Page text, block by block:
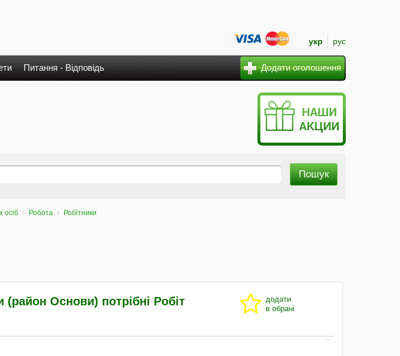
укр рус
Питання - Відповідь Додати оголошення
осіб Робота Робітники
Основи) потрібні Робіт
додати
в обрані